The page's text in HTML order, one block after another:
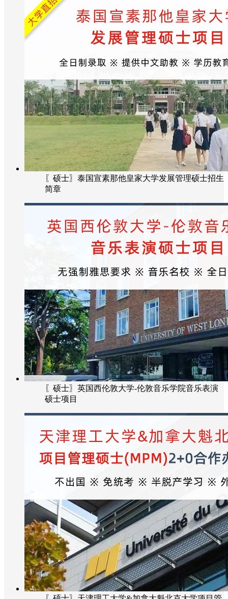
〖硕士〗泰国宣素那他皇家大学发展管理硕士招生
简章
〖硕士〗英国西伦敦大学-伦敦音乐学院音乐表演
硕士项目